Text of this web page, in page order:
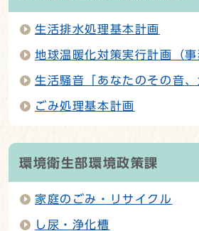
生活排水処理基本計画
地球温暖化対策実行計画（事
生活騒音「あなたのその音、
ごみ処理基本計画
環境衛生部環境政策課
家庭のごみ・リサイクル
し尿・浄化槽